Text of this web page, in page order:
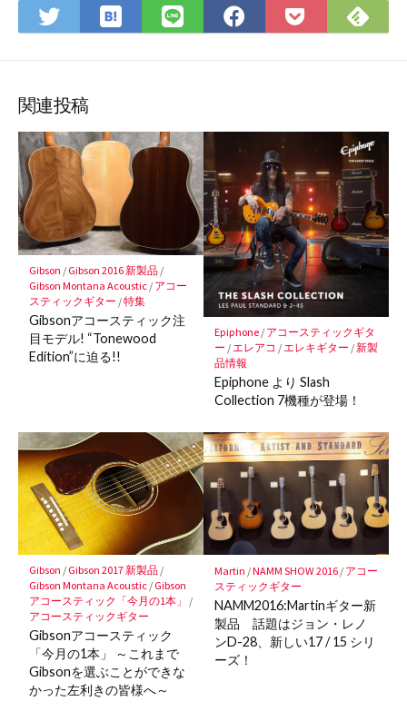
Twitter
で
ア
は
て
マ
ー
ク
に
保
存
LINE
で
Facebook
で
Pocket
に
で
関連投稿
Gibson / Gibson 2016 新製品/
Gibson Montana Acoustic/ アコー
スティックギター /特集
Gibsonアコースティック注
目モデル! “Tonewood
Edition”に迫る!!
Epiphone/ アコースティックギタ
ー /エレアコ /エレキギター /新製
品情報
Epiphone より Slash
Collection 7機種が登場！
Gibson / Gibson 2017 新製品/
Gibson Montana Acoustic/ Gibson
アコースティック「今月の1本」
/
アコースティックギター
Gibsonアコースティック
「今月の1本」 ～これまで
Gibsonを選ぶことができな
かった左利きの皆様へ～
Martin /NAMM SHOW 2016/ アコー
スティックギター
NAMM2016:Martinギター新
製品 話題はジョン・レノ
ンD-28、新しい17 / 15 シリ
ーズ！